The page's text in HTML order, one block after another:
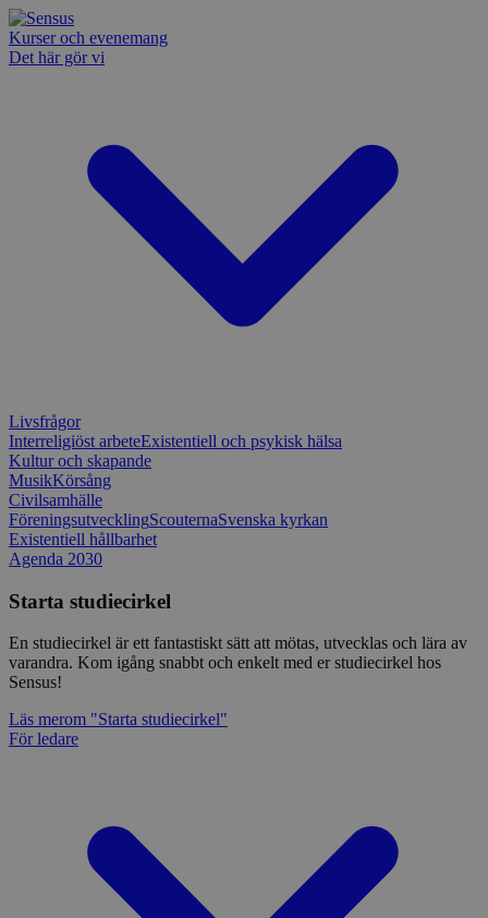
Kurser och evenemang
Det här gör vi
Livsfrågor
Interreligiöst arbeteExistentiell och psykisk hälsa
Kultur och skapande
MusikKörsång
Civilsamhälle
FöreningsutvecklingScouternaSvenska kyrkan
Existentiell hållbarhet
Agenda 2030
Starta studiecirkel
En studiecirkel är ett fantastiskt sätt att mötas, utvecklas och lära av
varandra. Kom igång snabbt och enkelt med er studiecirkel hos
Sensus!
Läs merom "Starta studiecirkel"
För ledare